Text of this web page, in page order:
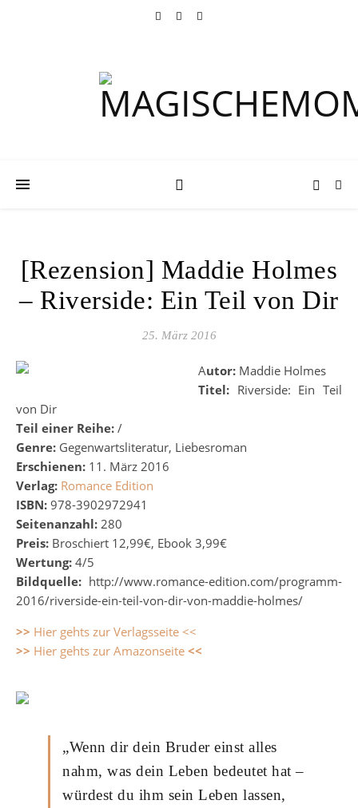
[Rezension] Maddie Holmes
– Riverside: Ein Teil von Dir
25. März 2016
Autor: Maddie Holmes
Titel: Riverside: Ein Teil
von Dir
Teil einer Reihe: /
Genre: Gegenwartsliteratur, Liebesroman
Erschienen: 11. März 2016
Verlag: Romance Edition
ISBN: 978-3902972941
Seitenanzahl: 280
Preis: Broschiert 12,99€, Ebook 3,99€
Wertung: 4/5
Bildquelle: http://www.romance-edition.com/programm-
2016/riverside-ein-teil-von-dir-von-maddie-holmes/
>> Hier gehts zur Verlagsseite <<
>> Hier gehts zur Amazonseite <<
„Wenn dir dein Bruder einst alles
nahm, was dein Leben bedeutet hat –
würdest du ihm sein Leben lassen,